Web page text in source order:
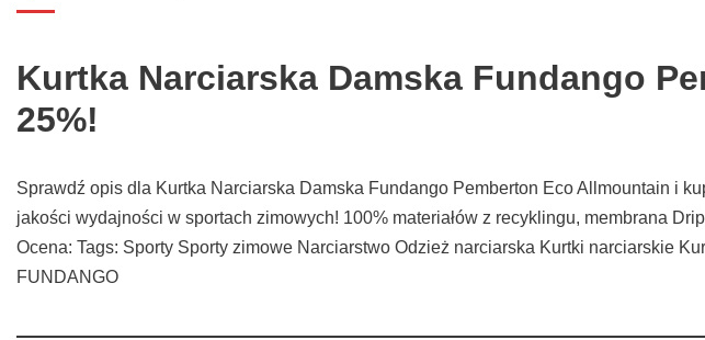
Kurtka Narciarska Damska Fundango
25%!
Sprawdź opis dla Kurtka Narciarska Damska Fundango Pemberton Eco Allmountain i
jakości wydajności w sportach zimowych! 100% materiałów z recyklingu, membrana
Ocena: Tags: Sporty Sporty zimowe Narciarstwo Odzież narciarska Kurtki narciarskie
FUNDANGO